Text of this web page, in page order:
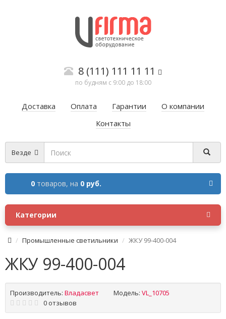
8 (111) 111 11 11
по будням с 9:00 до 18:00
Доставка Оплата Гарантии
О компании
Контакты
Везде
0 товаров, на 0 руб.
Категории
Промышленные светильники ЖКУ 99-400-004
ЖКУ 99-400-004
Производитель: Владасвет Модель: VL_10705
0 отзывов